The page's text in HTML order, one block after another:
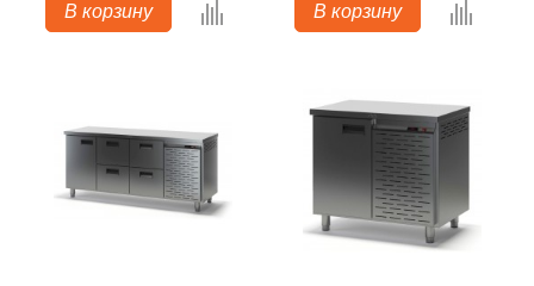
В корзину
В корзину